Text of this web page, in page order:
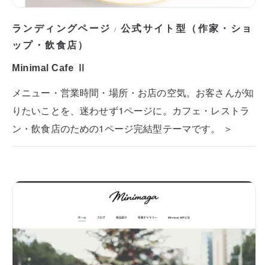
ランディングページ / 公式サイト型（作家・ショ
ップ・飲食店）
Minimal Cafe Ⅱ
メニュー・営業時間・場所・お店の空気。お客さんが知
りたいことを、迷わせず1ページに。カフェ・レストラ
ン・飲食店のための1ページ完結型テーマです。 ＞